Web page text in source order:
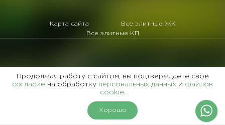
Карта сайта
Все элитные ЖК
Все элитные КП
©1995 -2026 гг. «Славянский Двор».
Все права защищены
Копирование и воспроизведение материалов этого сайта возможно только с
письменного согласия администрации сайта.
Продолжая работу с сайтом, вы подтверждаете свое
согласие на обработку персональных данных и файлов
cookie.
Хорошо